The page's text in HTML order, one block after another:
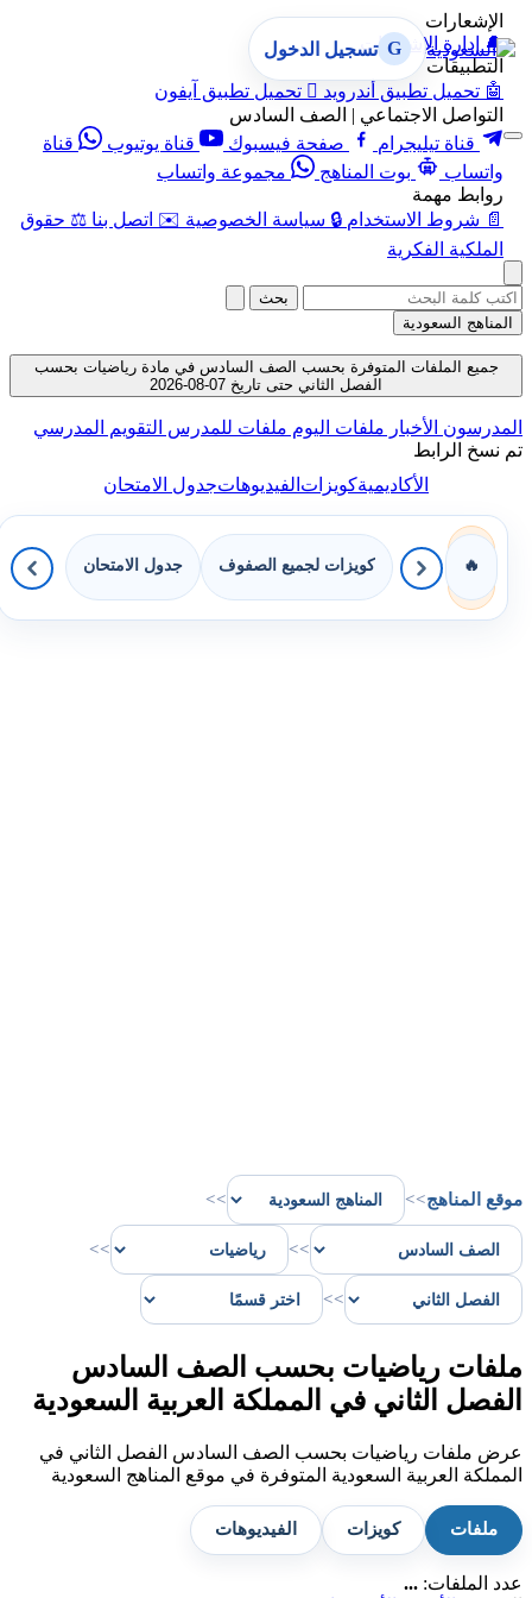
الإشعارات
🔔 إدارة الإشعارات
التطبيقات
🤖 تحميل تطبيق أندرويد  تحميل تطبيق آيفون
التواصل الاجتماعي | الصف السادس
قناة تيليجرام
صفحة فيسبوك قناة يوتيوب
قناة
واتساب
بوت المناهج
مجموعة واتساب
روابط مهمة
📄 شروط الاستخدام 🔒 سياسة الخصوصية ✉️ اتصل بنا ⚖️ حقوق
الملكية الفكرية
G تسجيل الدخول
بحث
المناهج السعودية
جميع الملفات المتوفرة بحسب الصف السادس في مادة رياضيات بحسب
الفصل الثاني حتى تاريخ 07-08-2026
المدرسون الأخبار ملفات اليوم ملفات للمدرس التقويم المدرسي
تم نسخ الرابط
الأكاديميةكويزاتالفيديوهاتجدول الامتحان
🔥 كويزات لجميع الصفوف جدول الامتحان
موقع المناهج>>
>>
>>
>>
>>
ملفات رياضيات بحسب الصف السادس
الفصل الثاني في المملكة العربية السعودية
عرض ملفات رياضيات بحسب الصف السادس الفصل الثاني في
المملكة العربية السعودية المتوفرة في موقع المناهج السعودية
ملفات كويزات الفيديوهات
عدد الملفات: ...